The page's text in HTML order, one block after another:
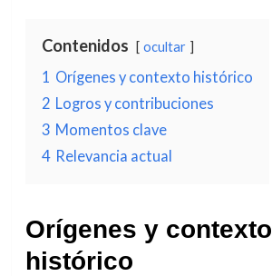
Contenidos ocultar
1 Orígenes y contexto histórico
2 Logros y contribuciones
3 Momentos clave
4 Relevancia actual
Orígenes y contexto
histórico